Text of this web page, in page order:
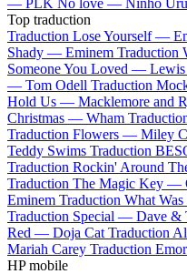
Top traduction
Traduction Lose Yourself —
Shady — Eminem Traduction
Someone You Loved — Lewis
— Tom Odell Traduction
Hold Us — Macklemore and
Christmas — Wham
Traduction Flowers — Miley
Teddy Swims Traduction
Traduction Rockin' Around
Traduction The Magic Key —
Eminem Traduction What
Traduction Special — Dave &
Red — Doja Cat Traduction
Mariah Carey Traduction
HP mobile